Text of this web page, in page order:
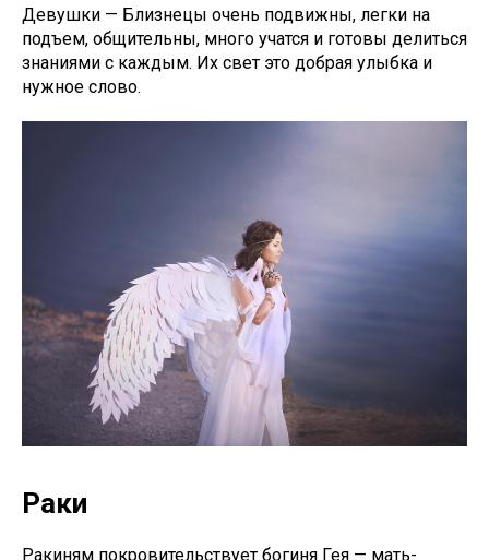
Девушки — Близнецы очень подвижны, легки на
подъем, общительны, много учатся и готовы делиться
знаниями с каждым. Их свет это добрая улыбка и
нужное слово.
Раки
Ракиням покровительствует богиня Гея — мать-